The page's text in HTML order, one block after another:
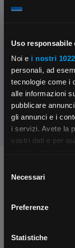
Uso responsabile
Noi e i nostri
personali, ad
tecnologie come i
alle informazioni
pubblicare
gli annunci e i
i servizi. Avete la
vostri dati e per
modificare o
momento dalla
delNecessari
Preferenze
Statistiche
App
tutti i servizi
Scarica ora
Contattaci
Parla con il
Condividi: